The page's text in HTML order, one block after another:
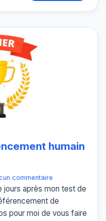
humain
commentaire
jours après mon test de
de
pour moi de vous faire